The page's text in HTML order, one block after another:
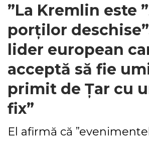
”La Kremlin este
porților
lider european
acceptă să fie
primit de Țar cu
fix”
El afirmă că